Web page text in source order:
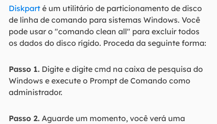
Diskparté um utilitário de particionamento de disco
de linha de comando para sistemas Windows. Você
pode usar o "comando clean all" para excluir todos
os dados do disco rígido. Proceda da seguinte forma:
Passo 1.Digite e digite cmd na caixa de pesquisa do
Windows e execute o Prompt de Comando como
administrador.
Passo 2.Aguarde um momento, você verá uma